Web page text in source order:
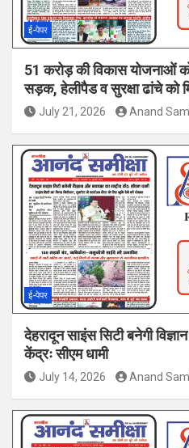
ई-पेपर
51 करोड़ की विकास योजनाओं
सड़क, हेलीपैड व सुरक्षा ढांचे को
July 21, 2026 Anand
ई-पेपर
देहरादून साइंस सिटी बनेगी
केंद्रः सीएम धामी
July 14, 2026 Anand